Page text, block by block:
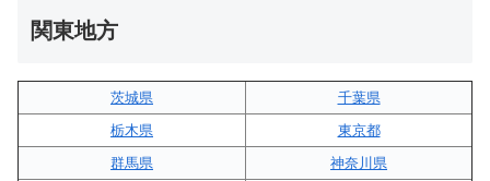
関東地方
茨城県
千葉県
栃木県
東京都
群馬県
神奈川県